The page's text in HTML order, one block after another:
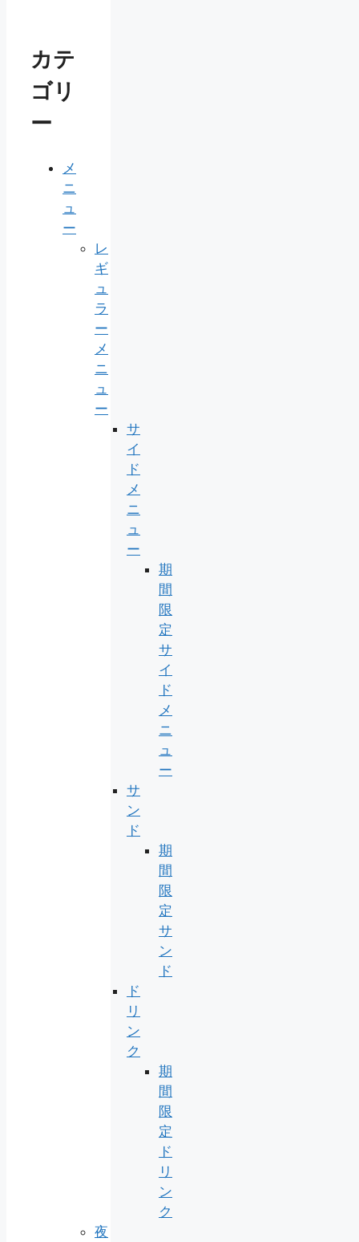
カテ
ゴリ
ー
メ
ニ
ュ
ー
レ
ギ
ュ
ラ
ー
メ
ニ
ュ
ー
サ
イ
ド
メ
ニ
ュ
ー
期
間
限
定
サ
イ
ド
メ
ニ
ュ
ー
サ
ン
ド
期
間
限
定
サ
ン
ド
ド
リ
ン
ク
期
間
限
定
ド
リ
ン
ク
夜